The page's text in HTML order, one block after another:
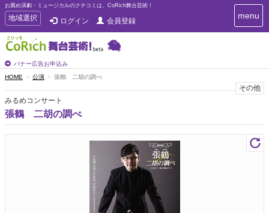
お薦め演劇・ミュージカルのクチコミは、CoRich舞台芸術！
T
o
g
g
e
n
a
v
i
g
地域選択 ログイン 会員登録
バナー広告お申込み
T
o
n
i
g
menu
HOME 公演 張鶴 二胡の調べ
その他
みるめコンサート
張鶴 二胡の調べ